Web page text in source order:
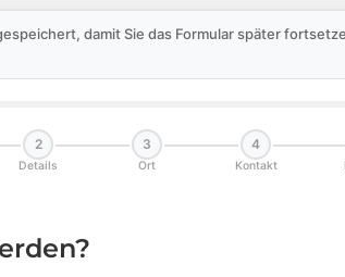
damit Sie das Formular später
2
Details
3
Ort
4
Kontakt